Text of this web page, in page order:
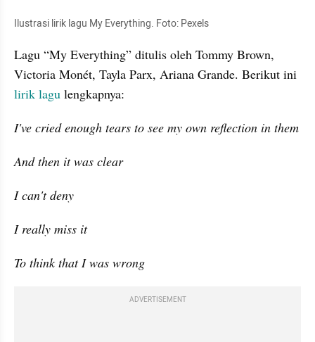
Ilustrasi lirik lagu My Everything. Foto: Pexels
Lagu “My Everything” ditulis oleh Tommy Brown,
lirik lagu lengkapnya:
I've cried enough tears to see my own reflection in them
And then it was clear
I can't deny
I really miss it
To think that I was wrong
ADVERTISEMENT